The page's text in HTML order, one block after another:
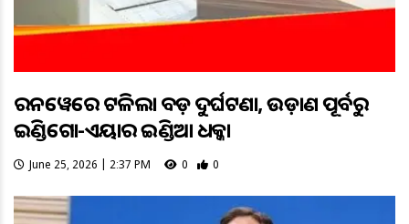
ରନୱେରେ ଟଳିଲା ବଡ଼ ଦୁର୍ଘଟଣା, ଉଡ଼ାଣ ପୂର୍ବରୁ
ଇଣ୍ଡିଗୋ-ଏୟାର ଇଣ୍ଡିଆ ଧକ୍କା
June 25, 2026 | 2:37 PM 0 0